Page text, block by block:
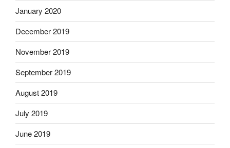
January 2020
December 2019
November 2019
September 2019
August 2019
July 2019
June 2019